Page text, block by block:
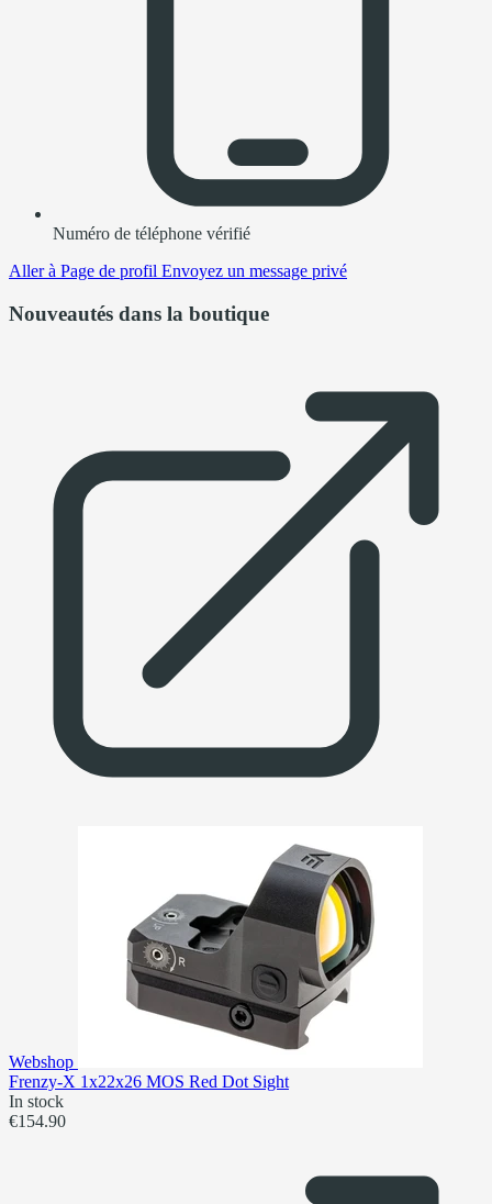
Numéro de téléphone vérifié
Aller à Page de profil Envoyez un message privé
Nouveautés dans la boutique
Webshop
Frenzy-X 1x22x26 MOS Red Dot Sight
In stock
€154.90